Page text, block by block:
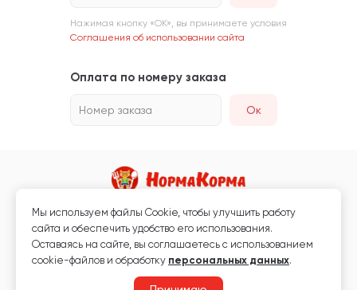
Нажимая кнопку «ОК», вы принимаете условия
Соглашения об использовании сайта
Оплата по номеру заказа
Номер заказа Ок
Магазин кормов для животных и ветаптека
Любая информация, размещённая на сайте, не является публичной
офертой.
Мы используем файлы Сookie, чтобы улучшить работу
сайта и обеспечить удобство его использования.
Оставаясь на сайте, вы соглашаетесь с использованием
cookie-файлов и обработку персональных данных.